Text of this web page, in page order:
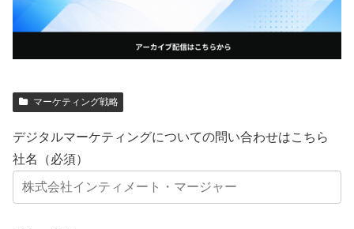
マーケティング戦略
デジタルマーケティングについての問い合わせはこちら
社名（必須）